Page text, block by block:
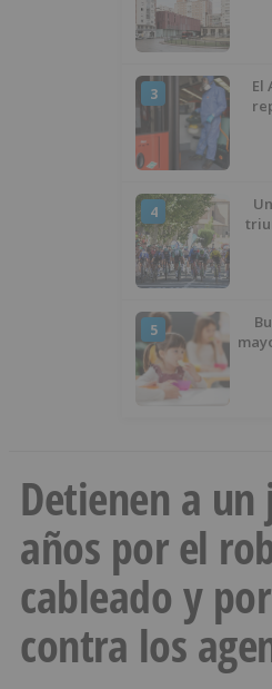
3
El
4
5
Detienen a un
años por el
cableado y
contra los